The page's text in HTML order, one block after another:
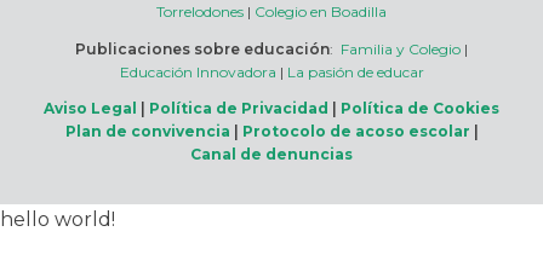
Torrelodones | Colegio en Boadilla
Publicaciones sobre educación: Familia y Colegio |
Educación Innovadora | La pasión de educar
Aviso Legal
Política de Privacidad
Política de Cookies
Plan de convivencia
Protocolo de acoso escolar
Canal de denuncias
hello world!